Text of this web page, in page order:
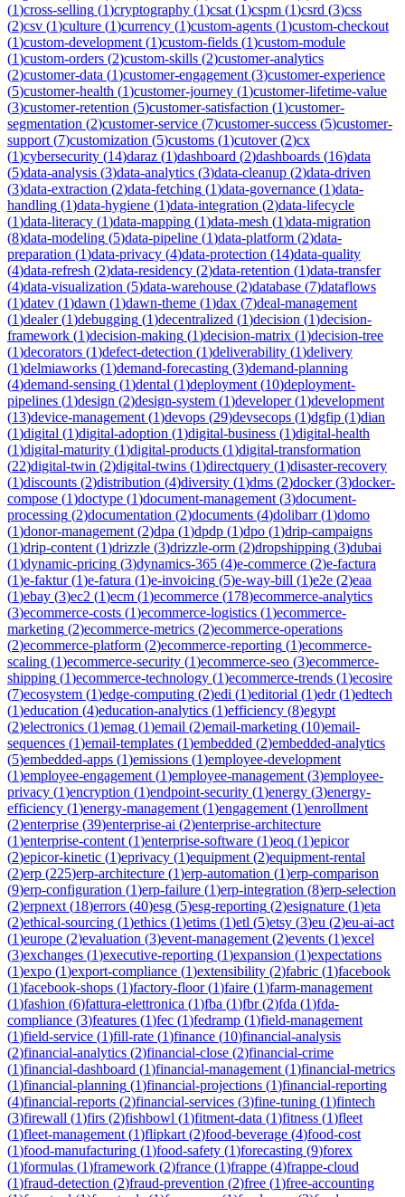
(1)cross-selling (1)cryptography (1)csat (1)cspm (1)csrd (3)css
(2)csv (1)culture (1)currency (1)custom-agents (1)custom-checkout
(1)custom-development (1)custom-fields (1)custom-module
(1)custom-orders (2)custom-skills (2)customer-analytics
(2)customer-data (1)customer-engagement (3)customer-experience
(5)customer-health (1)customer-journey (1)customer-lifetime-value
(3)customer-retention (5)customer-satisfaction (1)customer-
segmentation (2)customer-service (7)customer-success (5)customer-
support (7)customization (5)customs (1)cutover(2)cx
(1)cybersecurity (14)daraz (1)dashboard (2)dashboards (16)data
(5)data-analysis (3)data-analytics (3)data-cleanup (2)data-driven
(3)data-extraction (2)data-fetching (1)data-governance (1)data-
handling (1)data-hygiene (1)data-integration (2)data-lifecycle
(1)data-literacy (1)data-mapping (1)data-mesh (1)data-migration
(8)data-modeling (5)data-pipeline (1)data-platform (2)data-
preparation (1)data-privacy (4)data-protection (14)data-quality
(4)data-refresh (2)data-residency (2)data-retention (1)data-transfer
(4)data-visualization (5)data-warehouse (2)database (7)dataflows
(1)datev (1)dawn (1)dawn-theme (1)dax (7)deal-management
(1)dealer(1)debugging (1)decentralized (1)decision (1)decision-
framework (1)decision-making (1)decision-matrix (1)decision-tree
(1)decorators (1)defect-detection (1)deliverability (1)delivery
(1)delmiaworks (1)demand-forecasting (3)demand-planning
(4)demand-sensing (1)dental (1)deployment (10)deployment-
pipelines (1)design (2)design-system (1)developer(1)development
(13)device-management (1)devops (29)devsecops (1)dgfip (1)dian
(1)digital (1)digital-adoption (1)digital-business (1)digital-health
(1)digital-maturity (1)digital-products (1)digital-transformation
(22)digital-twin (2)digital-twins (1)directquery (1)disaster-recovery
(1)discounts (2)distribution (4)diversity (1)dms (2)docker(3)docker-
compose (1)doctype (1)document-management (3)document-
processing (2)documentation (2)documents (4)dolibarr(1)domo
(1)donor-management (2)dpa (1)dpdp (1)dpo (1)drip-campaigns
(1)drip-content (1)drizzle (3)drizzle-orm (2)dropshipping (3)dubai
(1)dynamic-pricing (3)dynamics-365 (4)e-commerce (2)e-factura
(1)e-faktur(1)e-fatura (1)e-invoicing (5)e-way-bill (1)e2e (2)eaa
(1)ebay (3)ec2 (1)ecm (1)ecommerce (178)ecommerce-analytics
(3)ecommerce-costs (1)ecommerce-logistics (1)ecommerce-
marketing (2)ecommerce-metrics (2)ecommerce-operations
(2)ecommerce-platform (2)ecommerce-reporting (1)ecommerce-
scaling (1)ecommerce-security (1)ecommerce-seo (3)ecommerce-
shipping (1)ecommerce-technology (1)ecommerce-trends (1)ecosire
(7)ecosystem (1)edge-computing (2)edi (1)editorial (1)edr(1)edtech
(1)education (4)education-analytics (1)efficiency (8)egypt
(2)electronics (1)emag (1)email (2)email-marketing (10)email-
sequences (1)email-templates (1)embedded (2)embedded-analytics
(5)embedded-apps (1)emissions (1)employee-development
(1)employee-engagement (1)employee-management (3)employee-
privacy (1)encryption (1)endpoint-security (1)energy (3)energy-
efficiency (1)energy-management (1)engagement (1)enrollment
(2)enterprise (39)enterprise-ai (2)enterprise-architecture
(1)enterprise-content (1)enterprise-software (1)eoq (1)epicor
(2)epicor-kinetic (1)eprivacy (1)equipment (2)equipment-rental
(2)erp (225)erp-architecture (1)erp-automation (1)erp-comparison
(9)erp-configuration (1)erp-failure (1)erp-integration (8)erp-selection
(2)erpnext (18)errors (40)esg (5)esg-reporting (2)esignature (1)eta
(2)ethical-sourcing (1)ethics (1)etims (1)etl (5)etsy (3)eu (2)eu-ai-act
(1)europe (2)evaluation (3)event-management (2)events (1)excel
(3)exchanges (1)executive-reporting (1)expansion (1)expectations
(1)expo (1)export-compliance (1)extensibility (2)fabric (1)facebook
(1)facebook-shops (1)factory-floor(1)faire (1)farm-management
(1)fashion (6)fattura-elettronica (1)fba (1)fbr(2)fda (1)fda-
compliance (3)features (1)fec (1)fedramp (1)field-management
(1)field-service (1)fill-rate (1)finance (10)financial-analysis
(2)financial-analytics (2)financial-close (2)financial-crime
(1)financial-dashboard (1)financial-management (1)financial-metrics
(1)financial-planning (1)financial-projections (1)financial-reporting
(4)financial-reports (2)financial-services (3)fine-tuning (1)fintech
(3)firewall (1)firs (2)fishbowl (1)fitment-data (1)fitness (1)fleet
(1)fleet-management (1)flipkart (2)food-beverage (4)food-cost
(1)food-manufacturing (1)food-safety (1)forecasting (9)forex
(1)formulas (1)framework (2)france (1)frappe (4)frappe-cloud
(1)fraud-detection (2)fraud-prevention (2)free (1)free-accounting